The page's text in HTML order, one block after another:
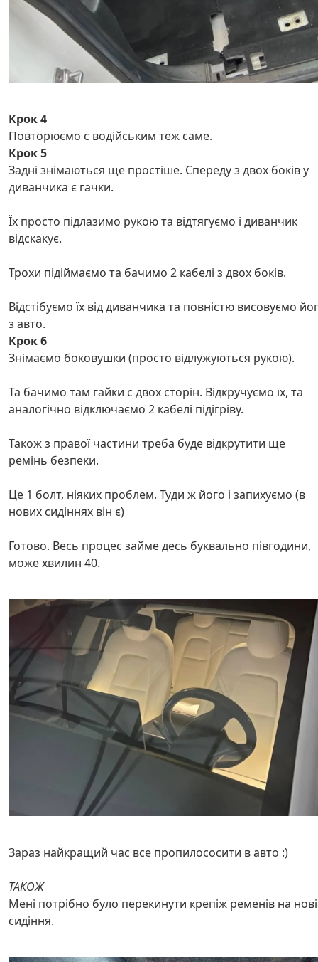
Крок 4
Повторюємо с водійським теж саме.
Крок 5
Задні знімаються ще простіше. Спереду з двох боків у
диванчика є гачки.
Їх просто підлазимо рукою та відтягуємо і диванчик
відскакує.
Трохи підіймаємо та бачимо 2 кабелі з двох боків.
Відстібуємо їх від диванчика та повністю висовуємо
з авто.
Крок 6
Знімаємо боковушки (просто відлужуються рукою).
Та бачимо там гайки с двох сторін. Відкручуємо їх, та
аналогічно відключаємо 2 кабелі підігріву.
Також з правої частини треба буде відкрутити ще
ремінь безпеки.
Це 1 болт, ніяких проблем. Туди ж його і запихуємо (в
нових сидіннях він є)
Готово. Весь процес займе десь буквально півгодини,
може хвилин 40.
Зараз найкращий час все пропилососити в авто :)
ТАКОЖ
Мені потрібно було перекинути крепіж ременів на нові
сидіння.